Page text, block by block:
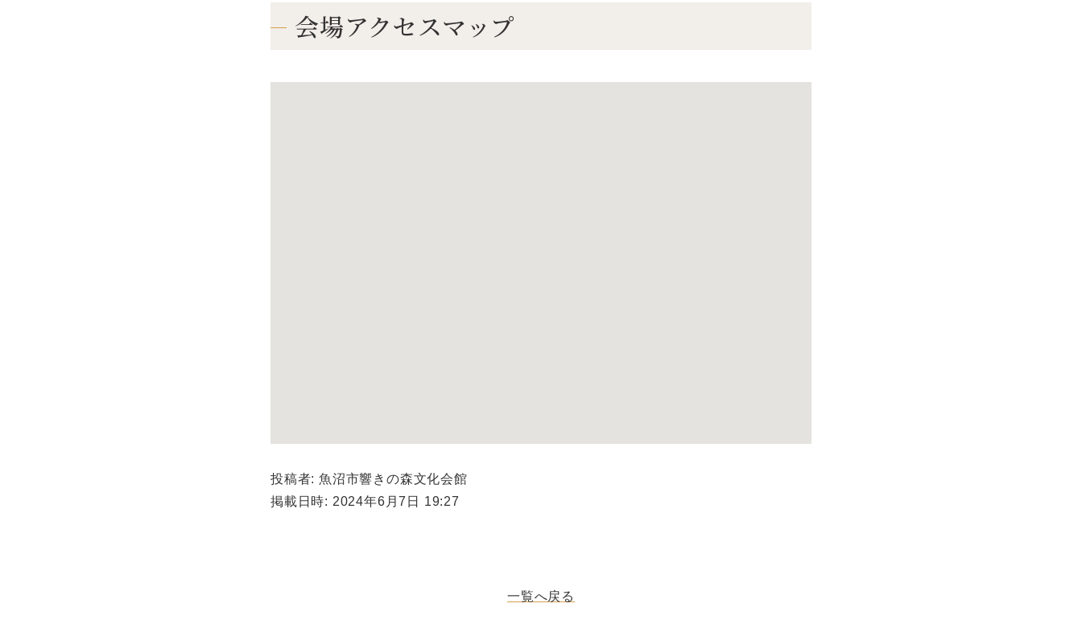
会場アクセスマップ
投稿者: 魚沼市響きの森文化会館
掲載日時: 2024年6月7日 19:27
一覧へ戻る